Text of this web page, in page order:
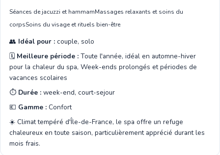
Séances de jacuzzi et hammamMassages relaxants et soins du
corpsSoins du visage et rituels bien-être
👥 Idéal pour : couple, solo
🗓️ Meilleure période : Toute l'année, idéal en automne-hiver
pour la chaleur du spa, Week-ends prolongés et périodes de
vacances scolaires
⏱️ Durée : week-end, court-sejour
💶 Gamme : Confort
☀️ Climat tempéré d'Île-de-France, le spa offre un refuge
chaleureux en toute saison, particulièrement apprécié durant les
mois frais.